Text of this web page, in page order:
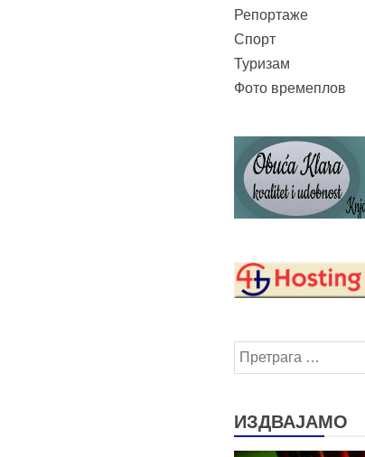
Репортаже
Спорт
Туризам
Фото времеплов
Претрага
за:
ИЗДВАЈАМО